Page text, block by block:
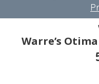
Warre’s